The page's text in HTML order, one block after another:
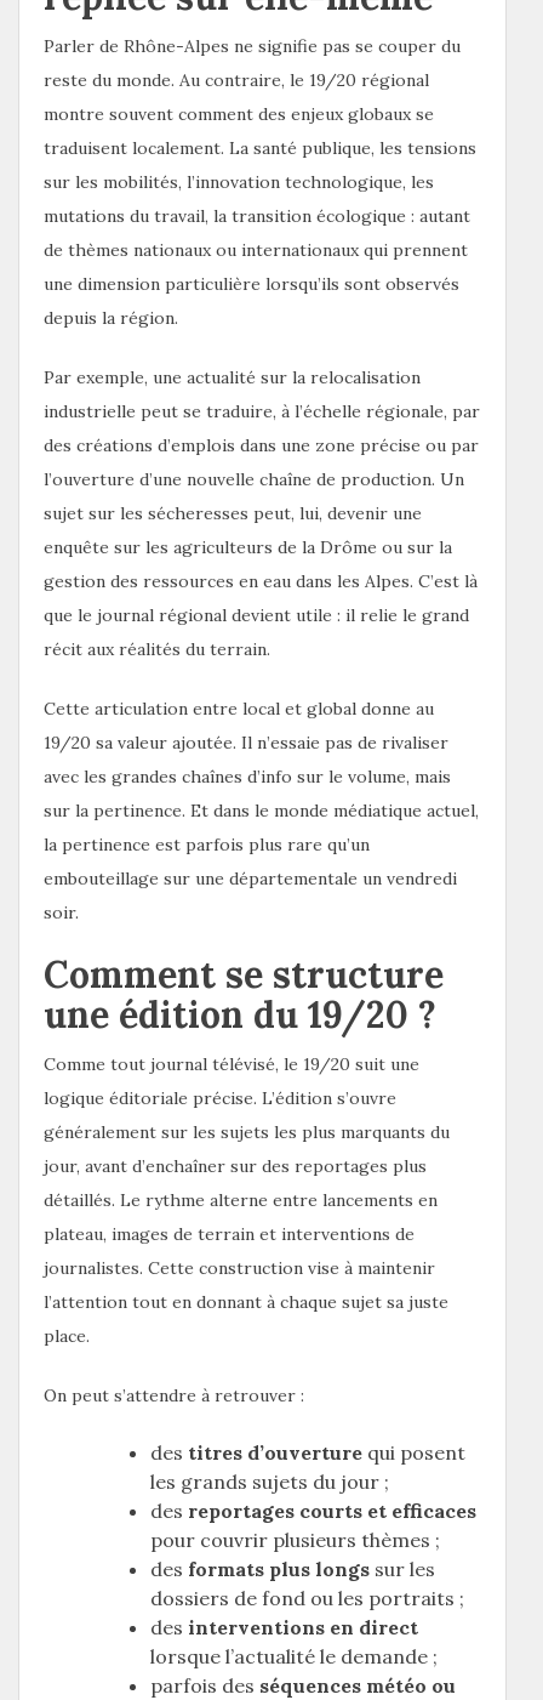
Parler de Rhône-Alpes ne signifie pas se couper du
reste du monde. Au contraire, le 19/20 régional
montre souvent comment des enjeux globaux se
traduisent localement. La santé publique, les tensions
sur les mobilités, l’innovation technologique, les
mutations du travail, la transition écologique : autant
de thèmes nationaux ou internationaux qui prennent
une dimension particulière lorsqu’ils sont observés
depuis la région.
Par exemple, une actualité sur la relocalisation
industrielle peut se traduire, à l’échelle régionale, par
des créations d’emplois dans une zone précise ou par
l’ouverture d’une nouvelle chaîne de production. Un
sujet sur les sécheresses peut, lui, devenir une
enquête sur les agriculteurs de la Drôme ou sur la
gestion des ressources en eau dans les Alpes. C’est là
que le journal régional devient utile : il relie le grand
récit aux réalités du terrain.
Cette articulation entre local et global donne au
19/20 sa valeur ajoutée. Il n’essaie pas de rivaliser
avec les grandes chaînes d’info sur le volume, mais
sur la pertinence. Et dans le monde médiatique actuel,
la pertinence est parfois plus rare qu’un
embouteillage sur une départementale un vendredi
soir.
Comment se structure
une édition du 19/20 ?
Comme tout journal télévisé, le 19/20 suit une
logique éditoriale précise. L’édition s’ouvre
généralement sur les sujets les plus marquants du
jour, avant d’enchaîner sur des reportages plus
détaillés. Le rythme alterne entre lancements en
plateau, images de terrain et interventions de
journalistes. Cette construction vise à maintenir
l’attention tout en donnant à chaque sujet sa juste
place.
On peut s’attendre à retrouver :
des titres d’ouverture qui posent
les grands sujets du jour ;
des reportages courts et efficaces
pour couvrir plusieurs thèmes ;
des formats plus longs sur les
dossiers de fond ou les portraits ;
des interventions en direct
lorsque l’actualité le demande ;
parfois des séquences météo ou